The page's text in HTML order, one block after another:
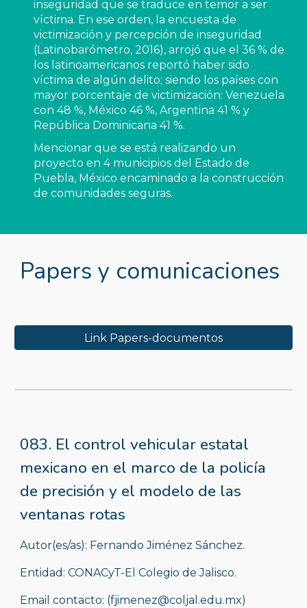
inseguridad que se traduce en temor a ser
víctima. En ese orden, la encuesta de
victimización y percepción de inseguridad
(Latinobarómetro, 2016), arrojó que el 36 % de
los latinoamericanos reportó haber sido
víctima de algún delito; siendo los países con
mayor porcentaje de victimización: Venezuela
con 48 %, México 46 %, Argentina 41 % y
República Dominicana 41 %.
Mencionar que se está realizando un
proyecto en 4 municipios del Estado de
Puebla, México encaminado a la construcción
de comunidades seguras.
Papers y comunicaciones
Link Papers-documentos
083. El control vehicular estatal
mexicano en el marco de la policía
de precisión y el modelo de las
ventanas rotas
Autor(es/as): Fernando Jiménez Sánchez.
Entidad: CONACyT-El Colegio de Jalisco.
Email contacto: (fjimenez@coljal.edu.mx)